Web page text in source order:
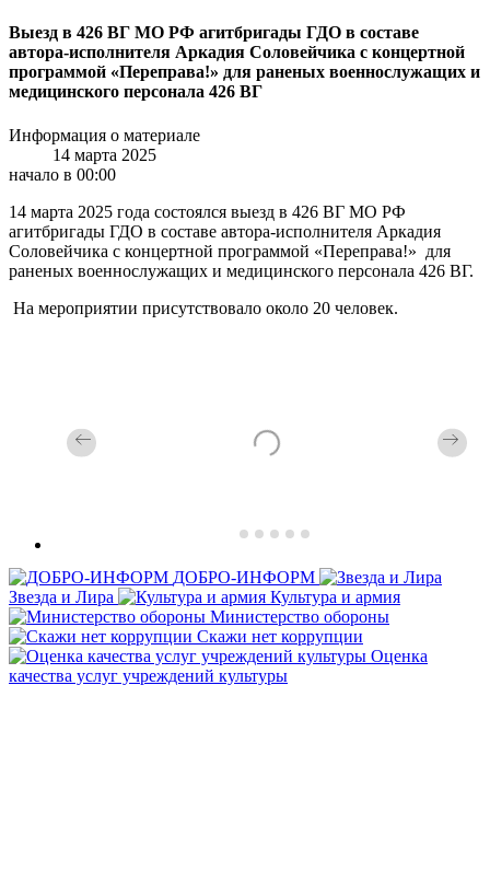
Выезд в 426 ВГ МО РФ агитбригады ГДО в составе
автора-исполнителя Аркадия Соловейчика с концертной
программой «Переправа!» для раненых военнослужащих и
медицинского персонала 426 ВГ
Информация о материале
14 марта 2025
начало в 00:00
14 марта 2025 года состоялся выезд в 426 ВГ МО РФ
агитбригады ГДО в составе автора-исполнителя Аркадия
Соловейчика с концертной программой «Переправа!» для
раненых военнослужащих и медицинского персонала 426 ВГ.
На мероприятии присутствовало около 20 человек.
ДОБРО-ИНФОРМ
Звезда и Лира
Культура и армия
Министерство обороны
Скажи нет коррупции
Оценка
качества услуг учреждений культуры